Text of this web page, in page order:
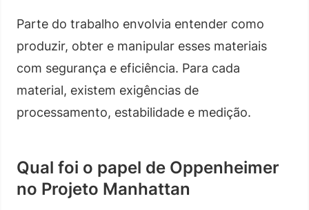
Parte do trabalho envolvia entender como
produzir, obter e manipular esses materiais
com segurança e eficiência. Para cada
material, existem exigências de
processamento, estabilidade e medição.
Qual foi o papel de Oppenheimer
no Projeto Manhattan